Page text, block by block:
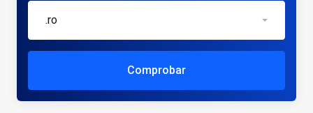
.ro
Comprobar